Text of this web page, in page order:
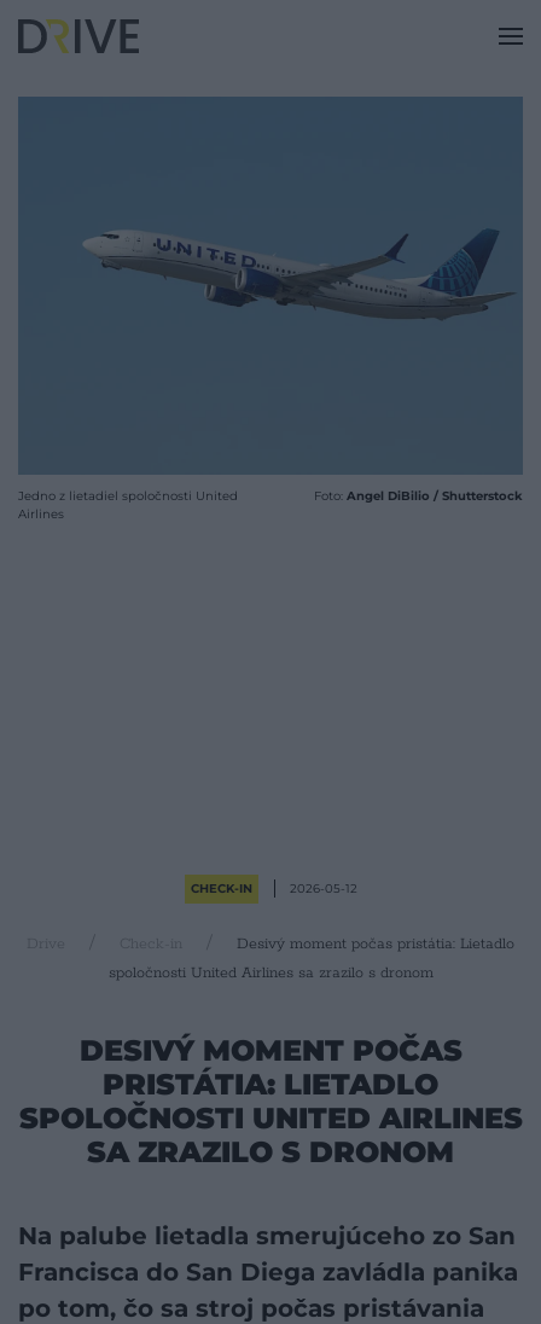
Jedno z lietadiel spoločnosti United
Airlines
Foto: Angel DiBilio / Shutterstock
CHECK-IN 2026-05-12
Drive
Desivý moment počas pristátia: Lietadlo
spoločnosti United Airlines sa zrazilo s dronom
DESIVÝ MOMENT POČAS
PRISTÁTIA: LIETADLO
SPOLOČNOSTI UNITED AIRLINES
SA ZRAZILO S DRONOM
Na palube lietadla smerujúceho zo San
Francisca do San Diega zavládla panika
po tom, čo sa stroj počas pristávania